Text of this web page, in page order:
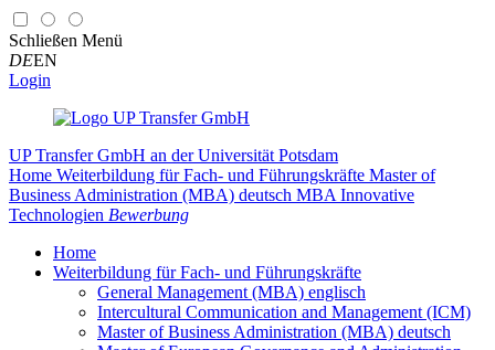
Schließen Menü
DEEN
Login
UP Transfer GmbH an der Universität Potsdam
Home Weiterbildung für Fach- und Führungskräfte Master of
Business Administration (MBA) deutsch MBA Innovative
Technologien Bewerbung
Home
Weiterbildung für Fach- und Führungskräfte
General Management (MBA) englisch
Intercultural Communication and Management (ICM)
Master of Business Administration (MBA) deutsch